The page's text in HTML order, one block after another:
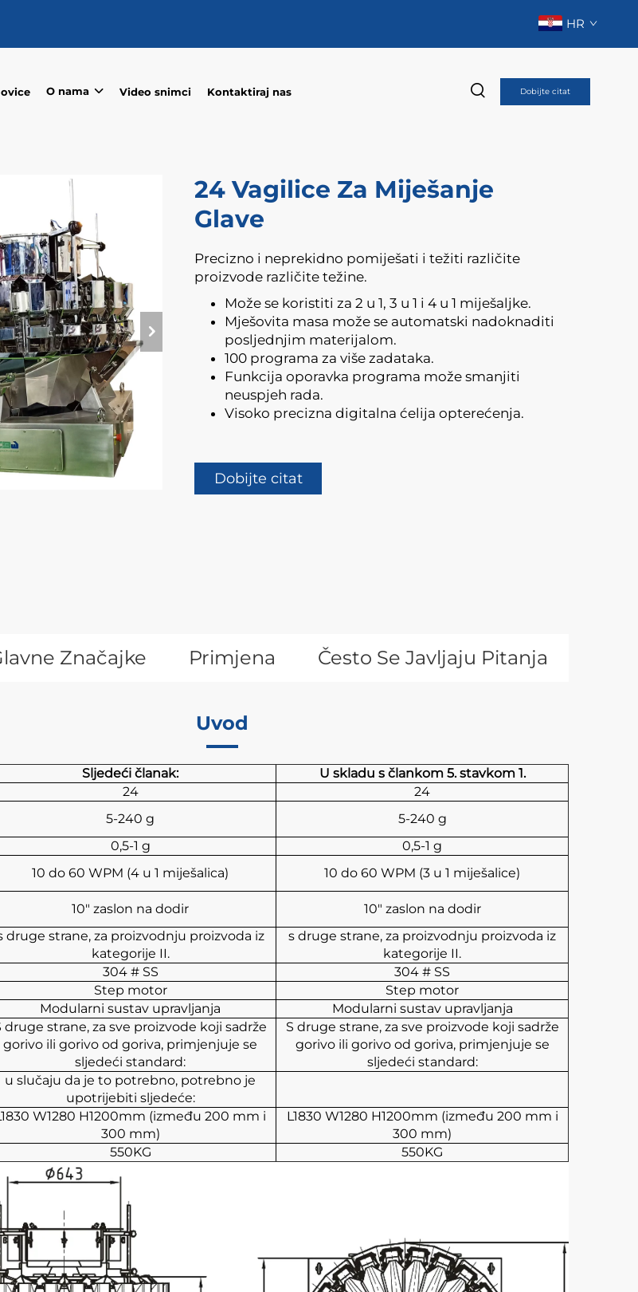
HR
O nama Video snimci Kontaktiraj nas Dobijte citat
24 Vagilice Za Miješanje
Glave
Precizno i neprekidno pomiješati i težiti različite
proizvode različite težine.
Može se koristiti za 2 u 1, 3 u 1 i 4 u 1 miješaljke.
Mješovita masa može se automatski nadoknaditi
posljednjim materijalom.
100 programa za više zadataka.
Funkcija oporavka programa može smanjiti
neuspjeh rada.
Visoko precizna digitalna ćelija opterećenja.
Dobijte citat
Značajke Primjena Često Se Javljaju Pitanja
Uvod
Sljedeći članak:
U skladu s člankom 5. stavkom 1.
24
24
5-240 g
5-240 g
0,5-1 g
0,5-1 g
10 do 60 WPM (4 u 1 miješalica)
10 do 60 WPM (3 u 1 miješalice)
10" zaslon na dodir
10" zaslon na dodir
druge strane, za proizvodnju proizvoda iz
kategorije II.
s druge strane, za proizvodnju proizvoda iz
kategorije II.
304 # SS
304 # SS
Step motor
Step motor
Modularni sustav upravljanja
Modularni sustav upravljanja
druge strane, za sve proizvode koji sadrže
gorivo ili gorivo od goriva, primjenjuje se
sljedeći standard:
S druge strane, za sve proizvode koji sadrže
gorivo ili gorivo od goriva, primjenjuje se
sljedeći standard:
u slučaju da je to potrebno, potrebno je
upotrijebiti sljedeće:
W1280 H1200mm (između 200 mm i
300 mm)
L1830 W1280 H1200mm (između 200 mm i
300 mm)
550KG 550KG